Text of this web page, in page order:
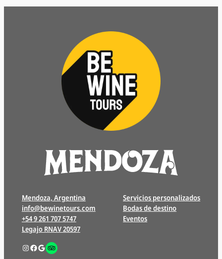
Mendoza, Argentina
info@bewinetours.com
+54 9 261 707 5747
Legajo RNAV 20597
Instagram
Facebook
Google
Enlace
Servicios personalizados
Bodas de destino
Eventos